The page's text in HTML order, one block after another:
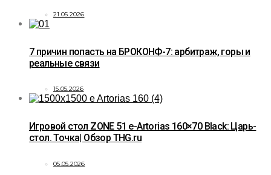
21.05.2026
7 причин попасть на БРОКОНФ-7: арбитраж, горы и
реальные связи
15.05.2026
Игровой стол ZONE 51 e-Artorias 160×70 Black: Царь-
стол. Точка| Обзор THG.ru
05.05.2026